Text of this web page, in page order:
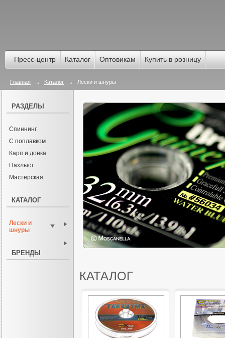
Пресс-центр Каталог Оптовикам Купить в розницу
Главная → Каталог → Лески и шнуры
РАЗДЕЛЫ
Спиннинг
С поплавком
Карп и донка
Нахлыст
Мастерская
КАТАЛОГ
Лески и
шнуры
БРЕНДЫ
КАТАЛОГ